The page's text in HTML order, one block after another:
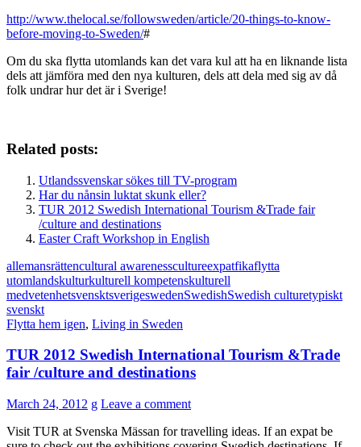
http://www.thelocal.se/followsweden/article/20-things-to-know-
before-moving-to-Sweden/#
Om du ska flytta utomlands kan det vara kul att ha en liknande lista
dels att jämföra med den nya kulturen, dels att dela med sig av då
folk undrar hur det är i Sverige!
Related posts:
Utlandssvenskar sökes till TV-program
Har du nånsin luktat skunk eller?
TUR 2012 Swedish International Tourism &Trade fair
/culture and destinations
Easter Craft Workshop in English
allemansrättencultural awarenesscultureexpatfikaflytta
utomlandskulturkulturell kompetenskulturell
medvetenhetsvensktsverigeswedenSwedishSwedish culturetypiskt
svenskt
Flytta hem igen, Living in Sweden
TUR 2012 Swedish International Tourism &Trade
fair /culture and destinations
March 24, 2012 g Leave a comment
Visit TUR at Svenska Mässan for travelling ideas. If an expat be